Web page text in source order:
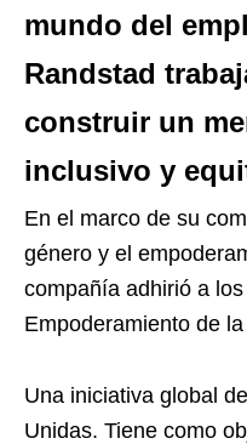
mundo del
Randstad
construir un
inclusivo y
En el marco de su
género y el
compañía adhirió a
Empoderamiento de
Una iniciativa global
Unidas. Tiene como